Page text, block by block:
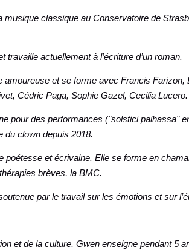
classique au Conservatoire de
actuellement à l’écriture d’un roman.
amoureuse et se forme avec Francis Farizon,
Cédric Paga, Sophie Gazel, Cecilia Lucero.
pour des performances ("solstici palhassa"
du clown depuis 2018.
poétesse et écrivaine. Elle se forme en
brèves, la BMC.
par le travail sur les émotions et sur
et de la culture, Gwen enseigne pendant 5